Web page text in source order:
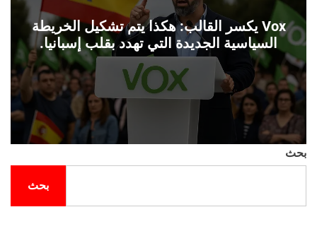
Vox يكسر القالب: هكذا يتم تشكيل الخريطة
السياسية الجديدة التي تهدد بقلب إسبانيا.
بحث
بحث